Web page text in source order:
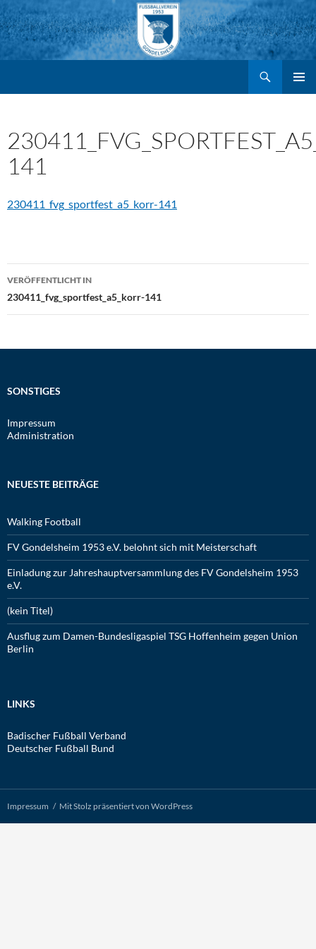
Zum
Inhalt
springen
141
230411_fvg_sportfest_a5_korr-141
Beitragsnavigation
VERÖFFENTLICHT IN
230411_fvg_sportfest_a5_korr-141
SONSTIGES
Impressum
Administration
NEUESTE BEITRÄGE
Walking Football
FV Gondelsheim 1953 e.V. belohnt sich mit Meisterschaft
Einladung zur Jahreshauptversammlung des FV Gondelsheim 1953
e.V.
(kein Titel)
Ausflug zum Damen-Bundesligaspiel TSG Hoffenheim gegen Union
Berlin
LINKS
Badischer Fußball Verband
Deutscher Fußball Bund
Impressum Mit Stolz präsentiert von WordPress